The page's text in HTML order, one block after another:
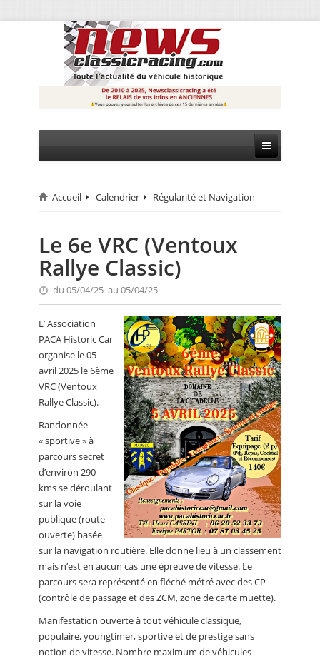
CIRCUIT
RALLYE
MONTAGNE
EVÈNEMENTS
CALENDRIER
FOCUS
VIDEO
PETITES ANNONCES
Accueil Calendrier Régularité et Navigation
Le 6e VRC (Ventoux
Rallye Classic)
du 05/04/25 au 05/04/25
L’ Association
PACA Historic Car
organise le 05
avril 2025 le 6ème
VRC (Ventoux
Rallye Classic).
Randonnée
« sportive » à
parcours secret
d’environ 290
kms se déroulant
sur la voie
publique (route
ouverte) basée
sur la navigation routière. Elle donne lieu à un classement
mais n’est en aucun cas une épreuve de vitesse. Le
parcours sera représenté en fléché métré avec des CP
(contrôle de passage et des ZCM, zone de carte muette).
Manifestation ouverte à tout véhicule classique,
populaire, youngtimer, sportive et de prestige sans
notion de vitesse. Nombre maximum de véhicules